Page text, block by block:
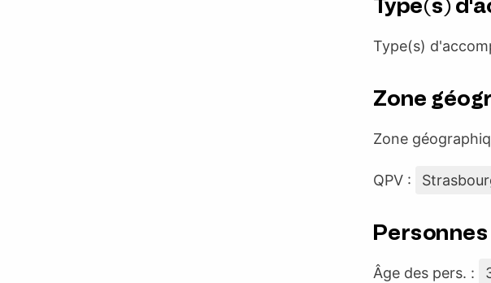
Type(s)
Type(s)
Zone
Zone
QPV :
Âge des pers. :